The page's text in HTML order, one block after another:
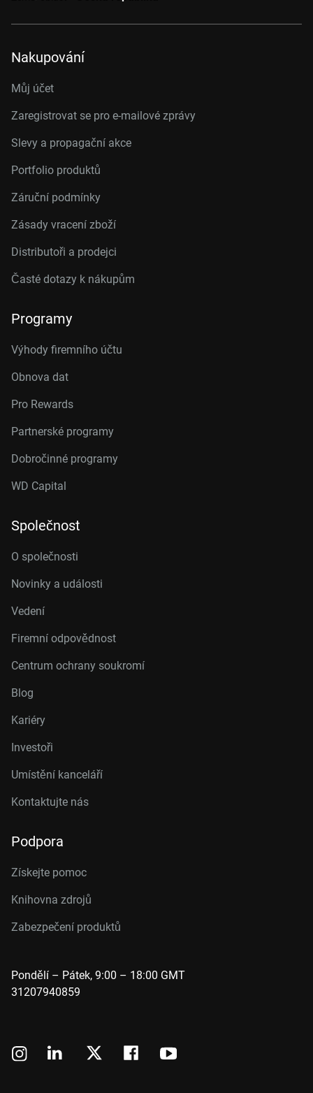
Nakupování
Můj účet
Zaregistrovat se pro e-mailové zprávy
Slevy a propagační akce
Portfolio produktů
Záruční podmínky
Zásady vracení zboží
Distributoři a prodejci
Časté dotazy k nákupům
Programy
Výhody firemního účtu
Obnova dat
Pro Rewards
Partnerské programy
Dobročinné programy
WD Capital
Společnost
O společnosti
Novinky a události
Vedení
Firemní odpovědnost
Centrum ochrany soukromí
Blog
Kariéry
Investoři
Umístění kanceláří
Kontaktujte nás
Podpora
Získejte pomoc
Knihovna zdrojů
Zabezpečení produktů
Pondělí – Pátek, 9:00 – 18:00 GMT
31207940859